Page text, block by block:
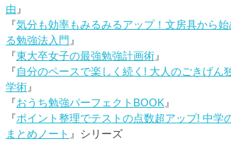
由 』
『気分も効率もみるみるアップ！文房具から始
る勉強法入門 』
『東大卒女子の最強勉強計画術 』
『自分のペースで楽しく続く! 大人のごきげん
学術 』
『おうち勉強パーフェクトBOOK 』
『ポイント整理でテストの点数超アップ! 中学
まとめノート 』シリーズ